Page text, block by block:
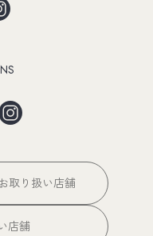
取り扱い店舗
店舗